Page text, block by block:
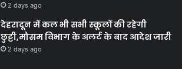
2 days ago
देहरादून में कल भी सभी स्कूलों की रहेगी
छुट्टी,मौसम विभाग के अलर्ट के बाद आदेश जारी
2 days ago